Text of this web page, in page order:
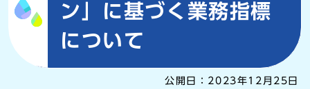
ン」に基づく業務指標
について
公開日： 2023年12月25日